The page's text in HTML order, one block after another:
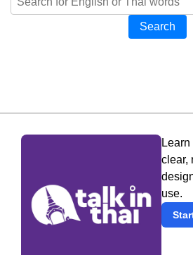
Search
clear,
use.